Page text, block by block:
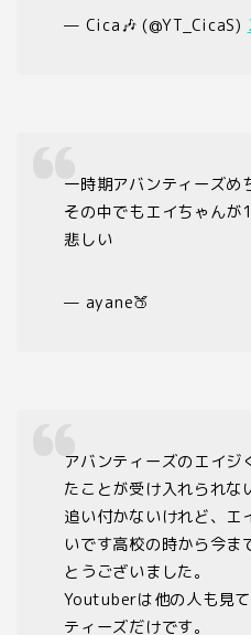
— Cica🎶 (@YT_CicaS)
一時期アバンティーズめ
その中でもエイちゃんが
悲しい
— ayane🍑
アバンティーズのエイジ
たことが受け入れられな
追い付かないけれど、エ
いです高校の時から今ま
とうございました。
Youtuberは他の人も見
ティーズだけです。